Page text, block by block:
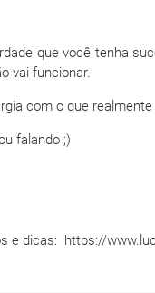
que você tenha
vai funcionar.
com o que
falando ;)
e dicas: https://